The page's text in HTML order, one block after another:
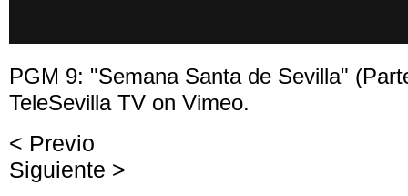
PGM 9: "Semana Santa de Sevilla"
TeleSevilla TV on Vimeo.
< Previo
Siguiente >